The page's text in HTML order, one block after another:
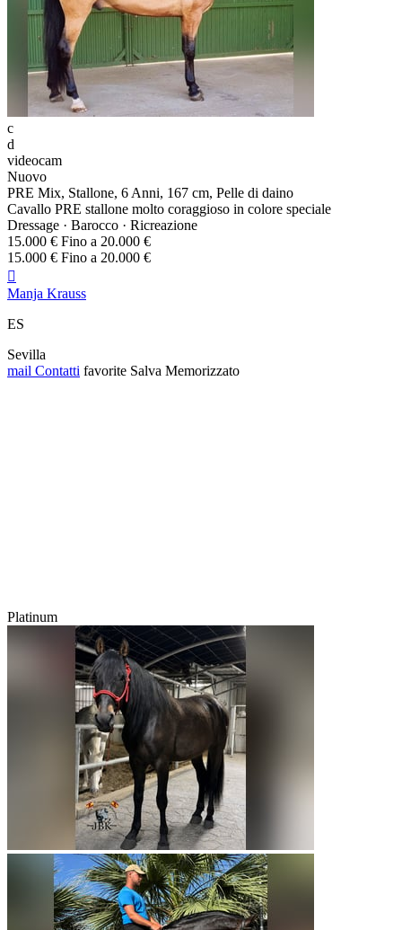
c
d
videocam
Nuovo
PRE Mix, Stallone, 6 Anni, 167 cm, Pelle di daino
Cavallo PRE stallone molto coraggioso in colore speciale
Dressage · Barocco · Ricreazione
15.000 € Fino a 20.000 €
15.000 € Fino a 20.000 €

Manja Krauss
ES
Sevilla
mail Contatti favorite Salva Memorizzato
Platinum